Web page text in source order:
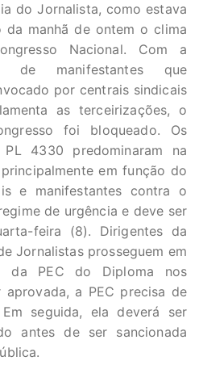
do Jornalista, como estava
manhã de ontem o clima
Nacional. Com a
de manifestantes que
por centrais sindicais
as terceirizações, o
foi bloqueado. Os
4330 predominaram na
em função do
e manifestantes contra o
de urgência e deve ser
feira (8). Dirigentes da
Jornalistas prosseguem em
da PEC do Diploma nos
aprovada, a PEC precisa de
seguida, ela deverá ser
antes de ser sancionada